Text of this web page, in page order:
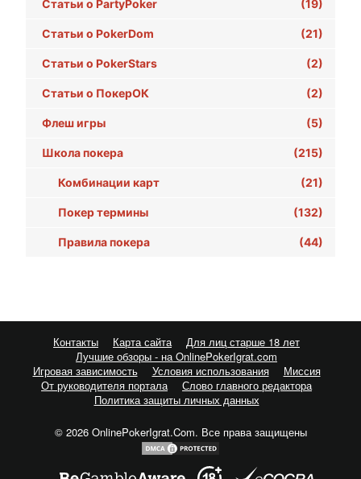
Статьи о PartyPoker (19)
Статьи о PokerDom (21)
Статьи о PokerStars (2)
Статьи о ПокерОК (2)
Флеш игры (5)
Школа покера (215)
Комбинации карт (21)
Покер термины (132)
Правила покера (44)
Контакты Карта сайта
Для лиц старше 18 лет
Лучшие обзоры - на OnlinePokerIgrat.com
Игровая зависимость
Условия использования
Миссия
От руководителя портала
Слово главного редактора
Политика защиты личных данных
© 2026 OnlinePokerIgrat.Com. Все права защищены